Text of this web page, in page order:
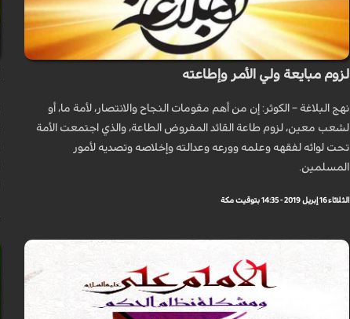
لزوم مبايعة ولي الأمر وإطاعته
نهج البلاغة – الكوثر: إن من أهم مقومات النجاح والانتصار، لأمة ما، أو
لشعب معين، لزوم طاعة القائد المفروض الطاعة، والذي اجتمعت الأمة
تحت لوائه لفقهه وعلمه وورعه وعدالته وإخلاصه وتصديه لأمور
المسلمين.
الثلاثاء 16 إبريل 2019 - 14:35 بتوقيت مكة